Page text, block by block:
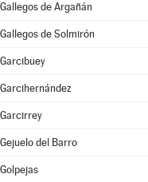
Gallegos de Argañán
Gallegos de Solmirón
Garcibuey
Garcihernández
Garcirrey
Gejuelo del Barro
Golpejas